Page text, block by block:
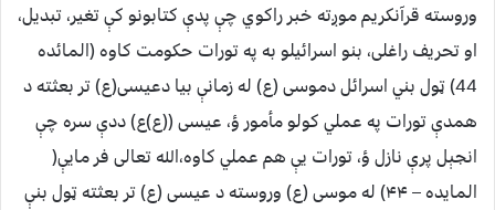
وروسته قرآنکریم موږته خبر راکوي چې پدې کتابونو کې تغیر، تبدیل،
او تحریف راغلی، بنو اسرائیلو به په تورات حکومت کاوه (المائده
44) ټول بني اسرائل دموسی (ع) له زمانې بیا دعیسی(ع) تر بعثته د
همدې تورات په عملي کولو مأمور ؤ، عیسی ((ع)ع) ددې سره چې
انجېل پرې نازل ؤ، تورات یې هم عملي کاوه،الله تعالی فر مایې(
المایده – ۴۴) له موسی (ع) وروسته د عیسی (ع) تر بعثته ټول بنې